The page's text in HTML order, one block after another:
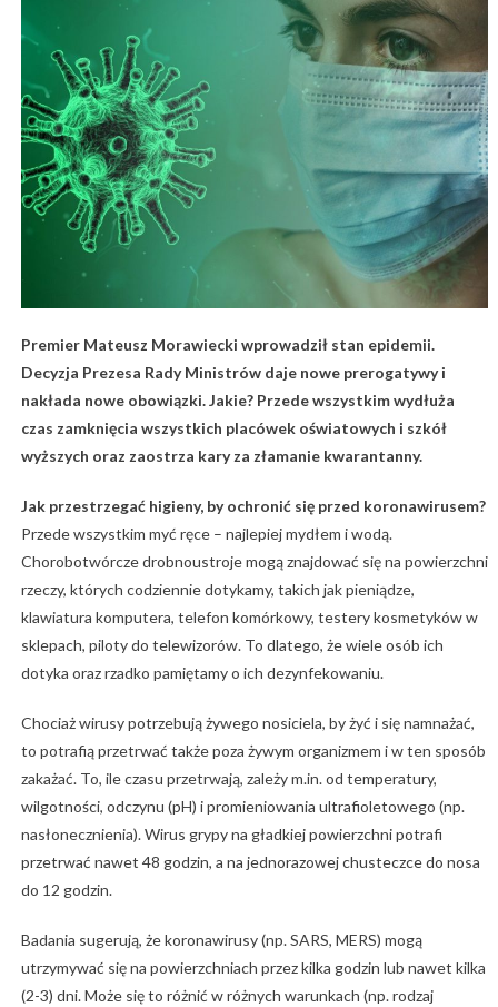
Premier Mateusz Morawiecki wprowadził stan epidemii.
Decyzja Prezesa Rady Ministrów daje nowe prerogatywy i
nakłada nowe obowiązki. Jakie? Przede wszystkim wydłuża
czas zamknięcia wszystkich placówek oświatowych i szkół
wyższych oraz zaostrza kary za złamanie kwarantanny.
Jak przestrzegać higieny, by ochronić się przed koronawirusem?
Przede wszystkim myć ręce – najlepiej mydłem i wodą.
Chorobotwórcze drobnoustroje mogą znajdować się na powierzchni
rzeczy, których codziennie dotykamy, takich jak pieniądze,
klawiatura komputera, telefon komórkowy, testery kosmetyków w
sklepach, piloty do telewizorów. To dlatego, że wiele osób ich
dotyka oraz rzadko pamiętamy o ich dezynfekowaniu.
Chociaż wirusy potrzebują żywego nosiciela, by żyć i się namnażać,
to potrafią przetrwać także poza żywym organizmem i w ten sposób
zakażać. To, ile czasu przetrwają, zależy m.in. od temperatury,
wilgotności, odczynu (pH) i promieniowania ultrafioletowego (np.
nasłonecznienia). Wirus grypy na gładkiej powierzchni potrafi
przetrwać nawet 48 godzin, a na jednorazowej chusteczce do nosa
do 12 godzin.
Badania sugerują, że koronawirusy (np. SARS, MERS) mogą
utrzymywać się na powierzchniach przez kilka godzin lub nawet kilka
(2-3) dni. Może się to różnić w różnych warunkach (np. rodzaj